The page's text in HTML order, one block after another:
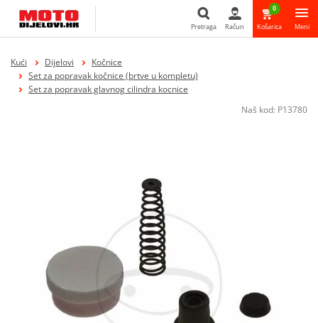
Pretraga Račun
0
Košarica Meni
Kući Dijelovi
Kočnice
Set za popravak kočnice (brtve u kompletu)
Set za popravak glavnog cilindra kocnice
Naš kod: P13780